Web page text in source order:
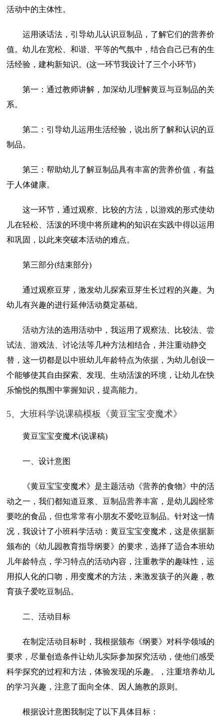
活动中的主体性。
运用谈话法，引导幼儿认识豆制品，了解它们的营养价
值。幼儿在宽松、和谐、平等的气氛中，结合自己已有的生
活经验，建构新知识。(这一环节我设计了三个小环节)
第一：通过教师讲解，加深幼儿理解黄豆与豆制品的关
系。
第二：引导幼儿运用生活经验，说出所了解和认识的豆
制品。
第三：帮助幼儿了解豆制品具有丰富的营养价值，有益
于人体健康。
这一环节，通过观察、比较的方法，以游戏的形式使幼
儿在轻松、活泼的环境中将所建构的知识在实践中得以运用
和巩固，以此来突破本活动的难点。
第三部分(结束部分)
通过观察豆芽，激发幼儿探索豆芽生长过程的兴趣。为
幼儿有兴趣的进行延伸活动奠定基础。
活动方法的选用活动中，我运用了观察法、比较法、尝
试法、游戏法、讨论法等几种方法相结合，并注重动静交
替，这一切都是以中班幼儿年龄特点为依据，为幼儿创设一
个能够使其自由探索、发现、生动活泼的环境，让幼儿在快
乐愉悦的氛围中掌握知识，提高能力。
5、大班科学说课稿模板《黄豆宝宝变魔术》
黄豆宝宝变魔术(说课稿)
一、设计意图
《黄豆宝宝变魔术》是主题活动《营养的食物》中的活
动之一，我们都知道豆浆、豆制品营养丰富，是幼儿园经常
要吃的食品，但也常常有小朋友不爱吃豆制品。针对这一情
况，我设计了小班科学活动：黄豆宝宝变魔术，这是依据新
颁布的《幼儿园教育指导纲要》的要求，选择了适合本班幼
儿年龄特点，学习特点的活动内容，注重教学的趣味性，运
用拟人化的口吻，用变魔术的方法，来激发孩子的兴趣，教
育孩子爱吃豆制品。
二、活动目标
在制定活动目标时，我根据颁布《纲要》对科学领域的
要求，尽量创造条件让幼儿实际参加探究活动，使他们感受
科学探究的过程和方法，体验发现的乐趣。，注重培养幼儿
的学习兴趣，注意了面向全体、因人施教的原则。
根据设计意图我制定了以下具体目标：